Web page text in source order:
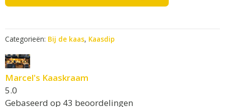
Paprika
a
i
v
e
:
Categorieën: Bij de kaas, Kaasdip
Marcel's Kaaskraam
5.0
Gebaseerd op 43 beoordelingen